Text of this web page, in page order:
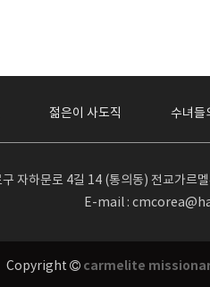
젊은이 사도직 수녀들
자하문로 4길 14 (통의동) 전교가르
E-mail :
Copyright carmelite